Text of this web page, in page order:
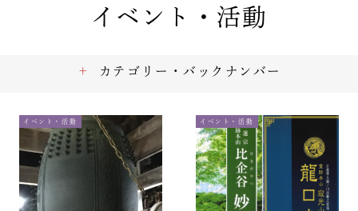
イベント・活動
イベント・活動 イベント・活動
カテゴリー・バックナンバー